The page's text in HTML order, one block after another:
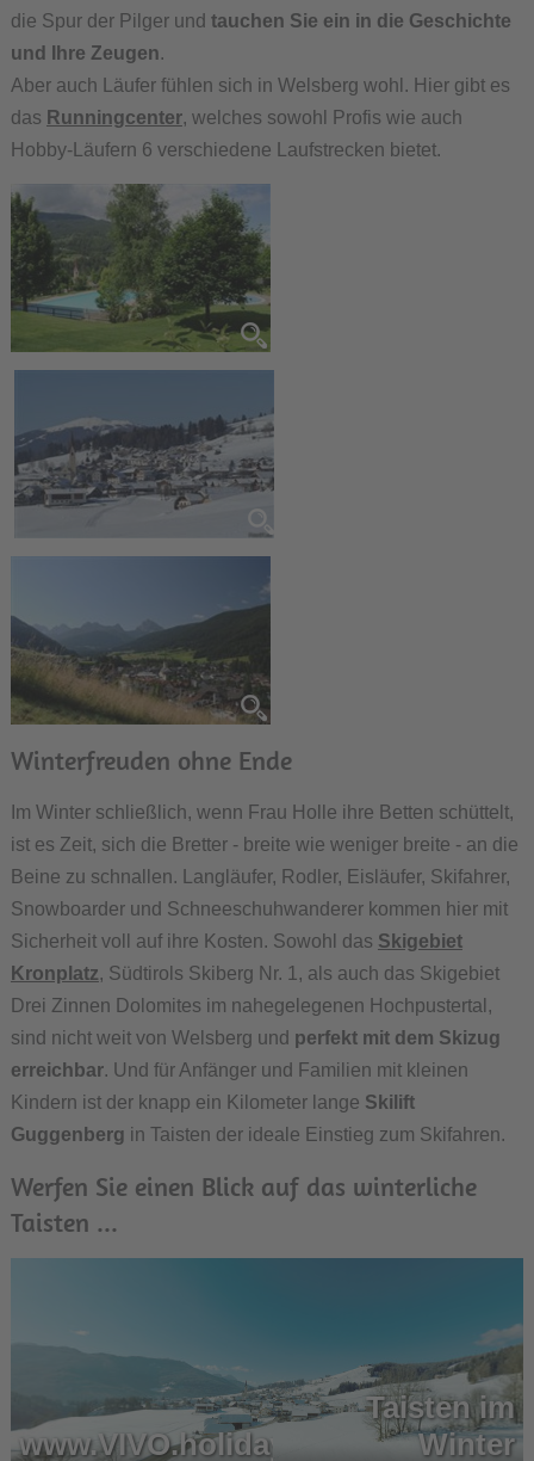
die Spur der Pilger und tauchen Sie ein in die Geschichte
und Ihre Zeugen.
Aber auch Läufer fühlen sich in Welsberg wohl. Hier gibt es
das Runningcenter, welches sowohl Profis wie auch
Hobby-Läufern 6 verschiedene Laufstrecken bietet.
Winterfreuden ohne Ende
Im Winter schließlich, wenn Frau Holle ihre Betten schüttelt,
ist es Zeit, sich die Bretter - breite wie weniger breite - an die
Beine zu schnallen. Langläufer, Rodler, Eisläufer, Skifahrer,
Snowboarder und Schneeschuhwanderer kommen hier mit
Sicherheit voll auf ihre Kosten. Sowohl das Skigebiet
Kronplatz, Südtirols Skiberg Nr. 1, als auch das Skigebiet
Drei Zinnen Dolomites im nahegelegenen Hochpustertal,
sind nicht weit von Welsberg und perfekt mit dem Skizug
erreichbar. Und für Anfänger und Familien mit kleinen
Kindern ist der knapp ein Kilometer lange Skilift
Guggenberg in Taisten der ideale Einstieg zum Skifahren.
Werfen Sie einen Blick auf das winterliche
Taisten ...